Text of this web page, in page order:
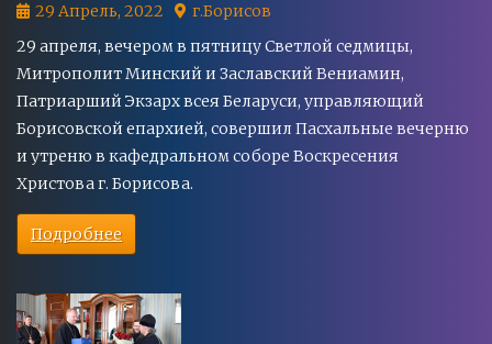
29 Апрель, 2022
г.Борисов
29 апреля, вечером в пятницу Светлой седмицы,
Митрополит Минский и Заславский Вениамин,
Патриарший Экзарх всея Беларуси, управляющий
Борисовской епархией, совершил Пасхальные вечерню
и утреню в кафедральном соборе Воскресения
Христова г. Борисова.
Подробнее